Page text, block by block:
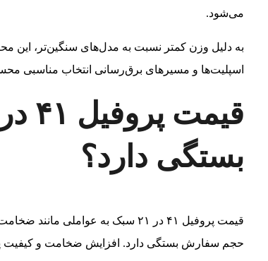
می‌شود.
به دلیل وزن کمتر نسبت به مدل‌های سنگین‌تر، این
اسپلیت‌ها و مسیرهای برق‌رسانی انتخاب مناسبی
بستگی دارد؟
قیمت پروفیل ۴۱ در ۲۱ سبک به
حجم سفارش بستگی دارد. افزایش ضخامت و